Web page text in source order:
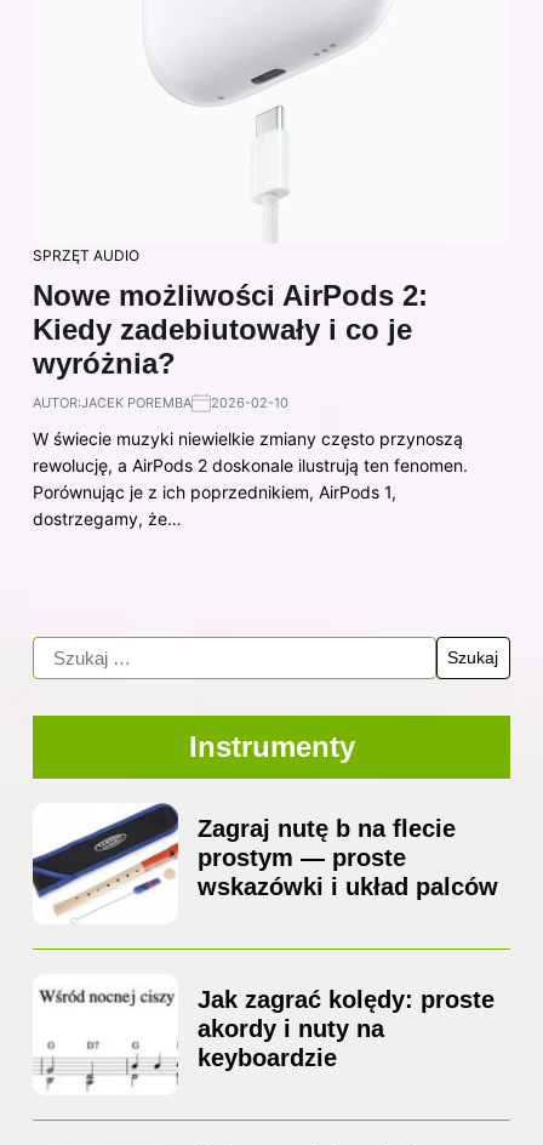
SPRZĘT AUDIO
Nowe możliwości AirPods 2:
Kiedy zadebiutowały i co je
wyróżnia?
AUTOR:JACEK POREMBA 2026-02-10
W świecie muzyki niewielkie zmiany często przynoszą
rewolucję, a AirPods 2 doskonale ilustrują ten fenomen.
Porównując je z ich poprzednikiem, AirPods 1,
dostrzegamy, że…
Instrumenty
Zagraj nutę b na flecie
prostym — proste
wskazówki i układ palców
Jak zagrać kolędy: proste
akordy i nuty na
keyboardzie